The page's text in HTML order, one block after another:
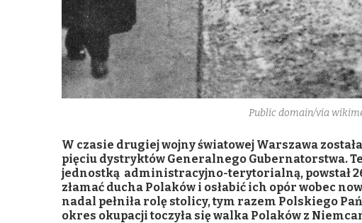
Public domain/via
W czasie drugiej wojny światowej Warszawa
pięciu dystryktów Generalnego Gubernatorstwa.
jednostką administracyjno-terytorialną, powstał
złamać ducha Polaków i osłabić ich opór wobec
nadal pełniła rolę stolicy, tym razem Polskiego
okres okupacji toczyła się walka Polaków z